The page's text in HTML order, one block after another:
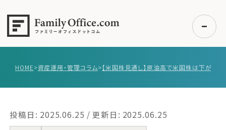
事例紹介
HOME>資産運用・管理コラム>
投稿日: 2025.06.25 / 更新日: 2025.06.25